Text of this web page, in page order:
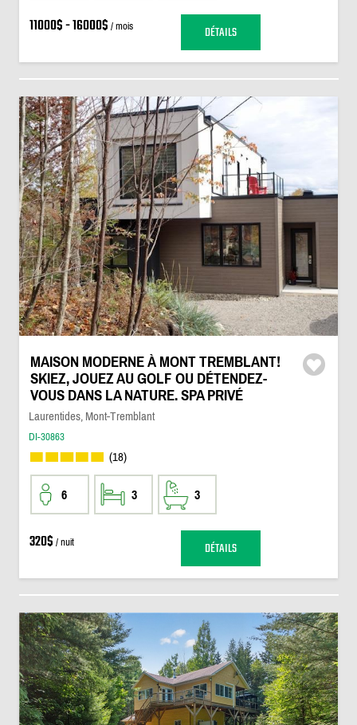
11000$ - 16000$ / mois DÉTAILS
MAISON MODERNE À MONT TREMBLANT!
SKIEZ, JOUEZ AU GOLF OU DÉTENDEZ-
VOUS DANS LA NATURE. SPA PRIVÉ
Laurentides, Mont-Tremblant
DI-30863
(18)
6 3 3
320$ / nuit DÉTAILS